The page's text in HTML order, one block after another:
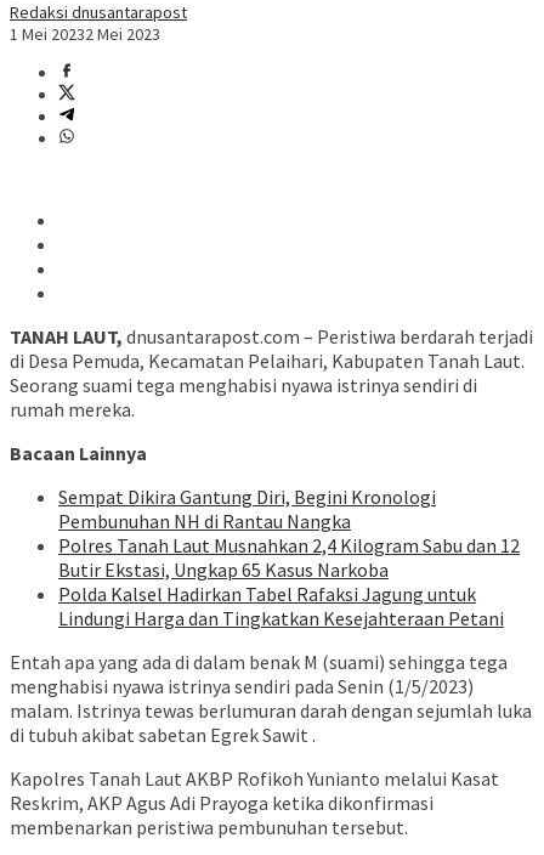
Redaksi dnusantarapost
1 Mei 20232 Mei 2023
TANAH LAUT, dnusantarapost.com – Peristiwa berdarah terjadi
di Desa Pemuda, Kecamatan Pelaihari, Kabupaten Tanah Laut.
Seorang suami tega menghabisi nyawa istrinya sendiri di
rumah mereka.
Bacaan Lainnya
Sempat Dikira Gantung Diri, Begini Kronologi
Pembunuhan NH di Rantau Nangka
Polres Tanah Laut Musnahkan 2,4 Kilogram Sabu dan 12
Butir Ekstasi, Ungkap 65 Kasus Narkoba
Polda Kalsel Hadirkan Tabel Rafaksi Jagung untuk
Lindungi Harga dan Tingkatkan Kesejahteraan Petani
Entah apa yang ada di dalam benak M (suami) sehingga tega
menghabisi nyawa istrinya sendiri pada Senin (1/5/2023)
malam. Istrinya tewas berlumuran darah dengan sejumlah luka
di tubuh akibat sabetan Egrek Sawit .
Kapolres Tanah Laut AKBP Rofikoh Yunianto melalui Kasat
Reskrim, AKP Agus Adi Prayoga ketika dikonfirmasi
membenarkan peristiwa pembunuhan tersebut.